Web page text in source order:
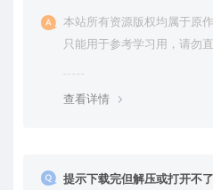
本站所有资源版权均属于原
只能用于参考学习用，请勿
查看详情
提示下载完但解压或打开不